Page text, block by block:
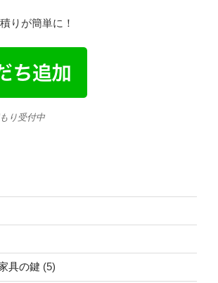
りが簡単に！
り受付中
具の鍵 (5)